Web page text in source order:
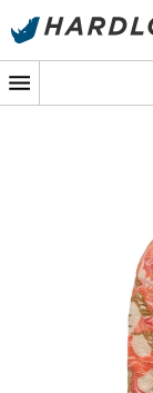
Letnie